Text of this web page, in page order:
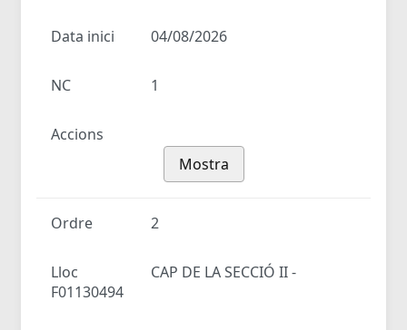
Data inici 04/08/2026
NC 1
Accions
Mostra
Ordre 2
Lloc
CAP DE LA SECCIÓ II -
F01130494